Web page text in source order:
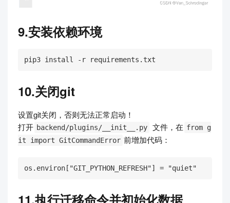
9.安装依赖环境
pip3 install -r requirements.txt
10.关闭git
设置git关闭，否则无法正常启动！
打开 backend/plugins/__init__.py 文件，在 from g
it import GitCommandError 前增加代码：
os.environ["GIT_PYTHON_REFRESH"] = "quiet"
11.执行迁移命令并初始化数据